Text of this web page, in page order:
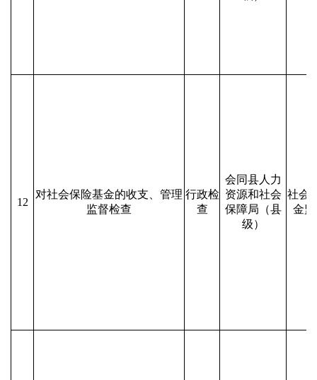
12
对社会保险基金的收支、管理
监督检查
行政检
查
会同县人力
资源和社会
保障局（县
级）
社会
金